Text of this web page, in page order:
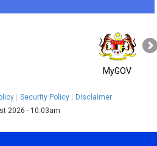
MyGOV
Security Policy
Disclaimer
2026 - 10:03am